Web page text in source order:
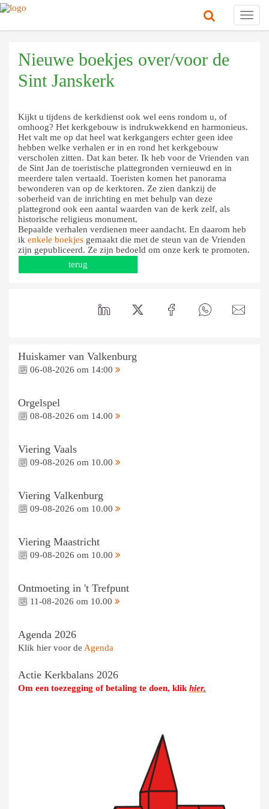
Nieuwe boekjes over/voor de
Sint Janskerk
Kijkt u tijdens de kerkdienst ook wel eens rondom u, of
omhoog? Het kerkgebouw is indrukwekkend en harmonieus.
Het valt me op dat heel wat kerkgangers echter geen idee
hebben welke verhalen er in en rond het kerkgebouw
verscholen zitten. Dat kan beter. Ik heb voor de Vrienden van
de Sint Jan de toeristische plattegronden vernieuwd en in
meerdere talen vertaald. Toeristen komen het panorama
bewonderen van op de kerktoren. Ze zien dankzij de
soberheid van de inrichting en met behulp van deze
plattegrond ook een aantal waarden van de kerk zelf, als
historische religieus monument.
Bepaalde verhalen verdienen meer aandacht. En daarom heb
ik enkele boekjes gemaakt die met de steun van de Vrienden
zijn gepubliceerd. Ze zijn bedoeld om onze kerk te promoten.
terug
Huiskamer van Valkenburg
06-08-2026 om 14:00
Orgelspel
08-08-2026 om 14.00
Viering Vaals
09-08-2026 om 10.00
Viering Valkenburg
09-08-2026 om 10.00
Viering Maastricht
09-08-2026 om 10.00
Ontmoeting in 't Trefpunt
11-08-2026 om 10.00
Agenda 2026
Klik hier voor de Agenda
Actie Kerkbalans 2026
Om een toezegging of betaling te doen, klik hier.